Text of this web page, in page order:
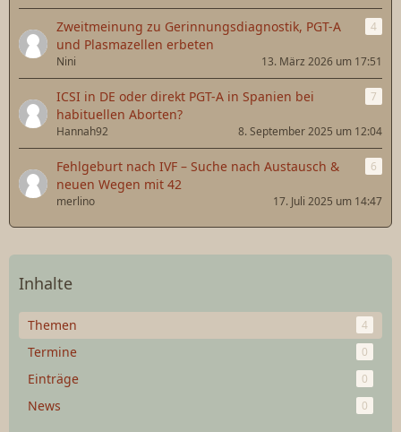
Zweitmeinung zu Gerinnungsdiagnostik, PGT-A
und Plasmazellen erbeten
4
Nini 13. März 2026 um 17:51
ICSI in DE oder direkt PGT-A in Spanien bei
habituellen Aborten?
7
Hannah92 8. September 2025 um 12:04
Fehlgeburt nach IVF – Suche nach Austausch &
neuen Wegen mit 42
6
merlino 17. Juli 2025 um 14:47
Inhalte
Themen 4
Termine 0
Einträge 0
News 0